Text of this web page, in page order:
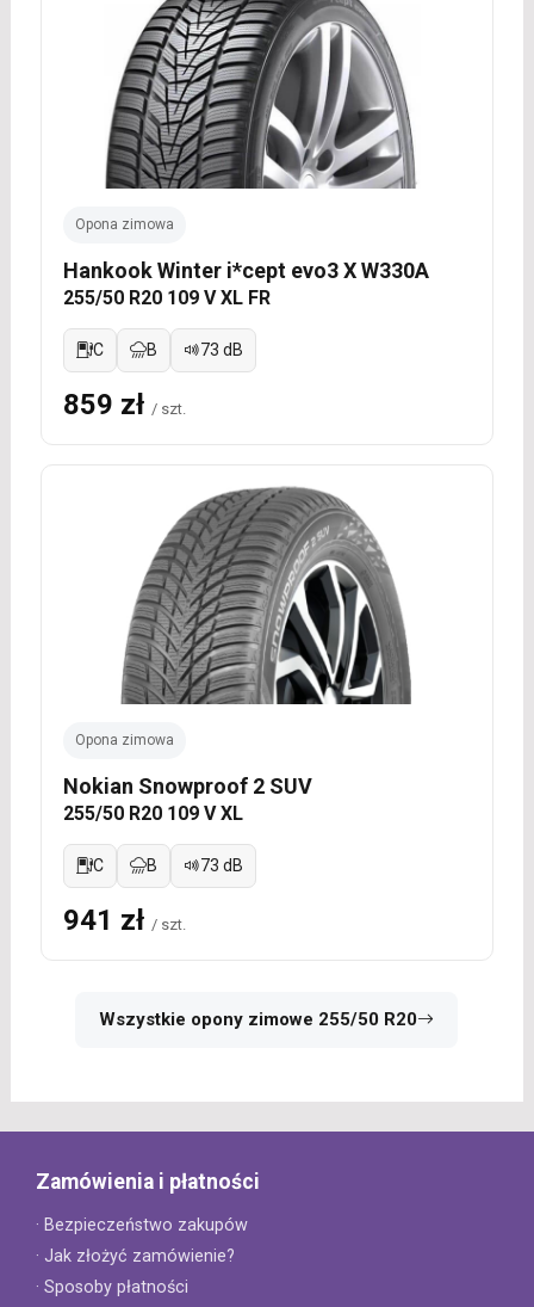
Opona zimowa
Hankook Winter i*cept evo3 X W330A
255/50 R20 109 V XL FR
C B 73 dB
859 zł / szt.
Opona zimowa
Nokian Snowproof 2 SUV
255/50 R20 109 V XL
C B 73 dB
941 zł / szt.
Wszystkie opony zimowe 255/50 R20
Zamówienia i płatności
· Bezpieczeństwo zakupów
· Jak złożyć zamówienie?
· Sposoby płatności